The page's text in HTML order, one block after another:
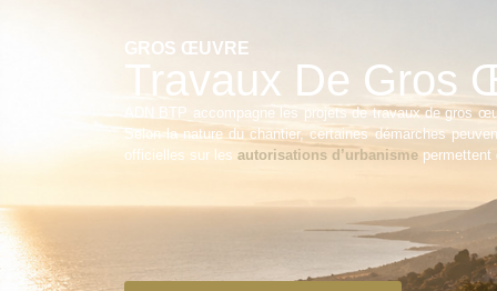
GROS ŒUVRE
Travaux De Gros
ADN BTP accompagne les projets de travaux de gros
Selon la nature du chantier, certaines démarches
officielles sur les autorisations d’urbanisme permettent